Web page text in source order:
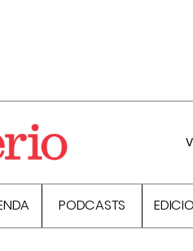
PODCASTS